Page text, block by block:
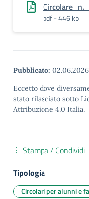
pdf - 446 kb
Pubblicato: 02.06.2026
Eccetto dove
stato rilasciato sotto
Attribuzione 4.0 Italia.
Stampa / Condividi
Tipologia
Circolari per alunni e